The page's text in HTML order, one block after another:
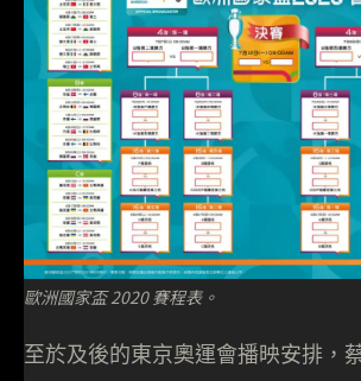
歐洲國家盃 2020 賽程表。
至於及後的東京奧運會播映安排，